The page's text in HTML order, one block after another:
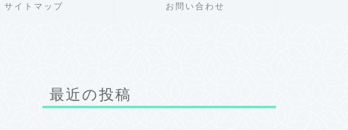
サイトマップ お問い合わせ
最近の投稿